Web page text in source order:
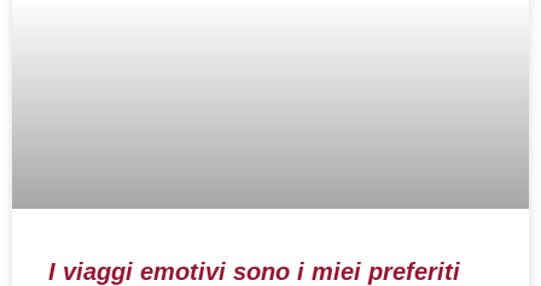
I viaggi emotivi sono i miei preferiti